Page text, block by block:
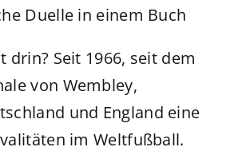
Duelle in einem Buch
drin? Seit 1966, seit dem
von Wembley,
und England eine
im Weltfußball.